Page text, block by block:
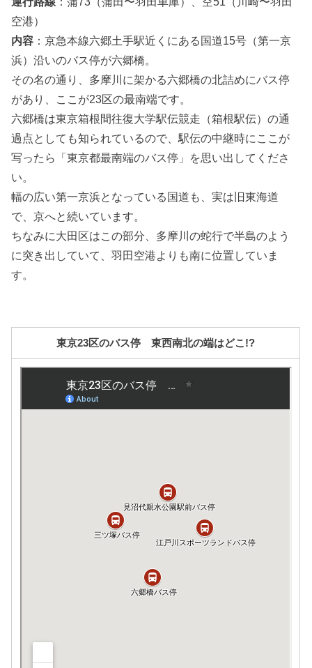
空港）
内容 ：京急本線六郷土手駅近くにある国道15号（第一京
浜）沿いのバス停が六郷橋。
その名の通り、多摩川に架かる六郷橋の北詰めにバス停
があり、ここが23区の最南端です。
六郷橋は東京箱根間往復大学駅伝競走（箱根駅伝）の通
過点としても知られているので、駅伝の中継時にここが
写ったら「東京都最南端のバス停」を思い出してくださ
い。
幅の広い第一京浜となっている国道も、実は旧東海道
で、京へと続いています。
ちなみに大田区はこの部分、多摩川の蛇行で半島のよう
に突き出していて、羽田空港よりも南に位置していま
す。
東京23区のバス停 東西南北の端はどこ!?